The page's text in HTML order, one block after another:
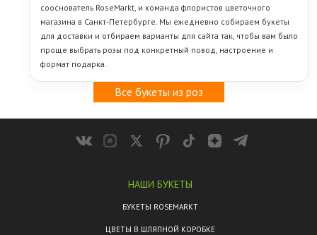
сооснователь RoseMarkt, и команда флористов цветочного
магазина в Санкт-Петербурге. Мы ежедневно собираем букеты
для доставки и отбираем варианты для сайта так, чтобы вам было
проще выбрать розы под конкретный повод, настроение и
формат подарка.
Все букеты из роз
НАШИ БУКЕТЫ
БУКЕТЫ ROSEMARKT
ЦВЕТЫ В ШЛЯПНОЙ КОРОБКЕ